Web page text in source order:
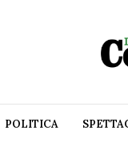
POLITICA